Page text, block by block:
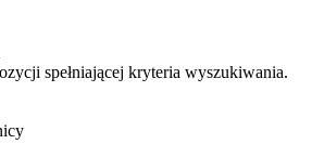
spełniającej kryteria wyszukiwania.